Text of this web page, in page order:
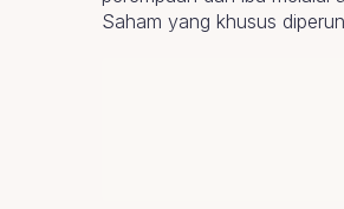
Saham yang khusus